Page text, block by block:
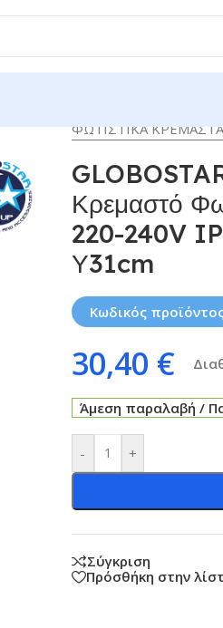
ΦΩΤΙΣΤΙΚΑ ΚΡΕΜΑΣΤΑ
Κρεμαστό
220-240V
Υ31cm
Κωδικός
30,40 €
Άμεση παραλαβή /
- +
Σύγκριση
Πρόσθήκη στην